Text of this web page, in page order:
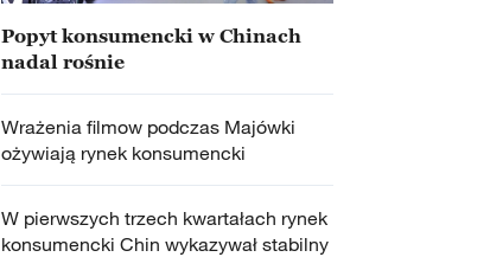
Popyt konsumencki w Chinach
nadal rośnie
Wrażenia filmow podczas Majówki
ożywiają rynek konsumencki
W pierwszych trzech kwartałach rynek
konsumencki Chin wykazywał stabilny